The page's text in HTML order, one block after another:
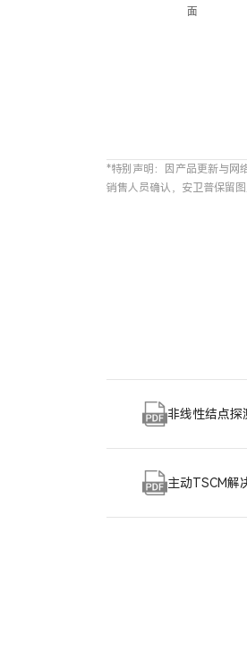
面
*特别声明：因产品更新与网
销售人员确认，安卫普保留
非线性结点探
主动TSCM解